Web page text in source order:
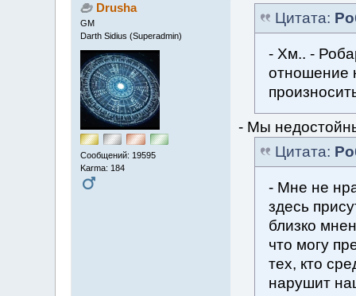
Drusha
GM
Darth Sidius (Superadmin)
Сообщений: 19595
Karma: 184
Цитата:
- Хм.. -
отношение
- Мы
Цитата:
- Мне не
здесь
близко
что могу
тех, кто
нарушит